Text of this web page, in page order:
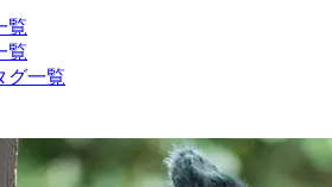
覧
覧
グ一覧